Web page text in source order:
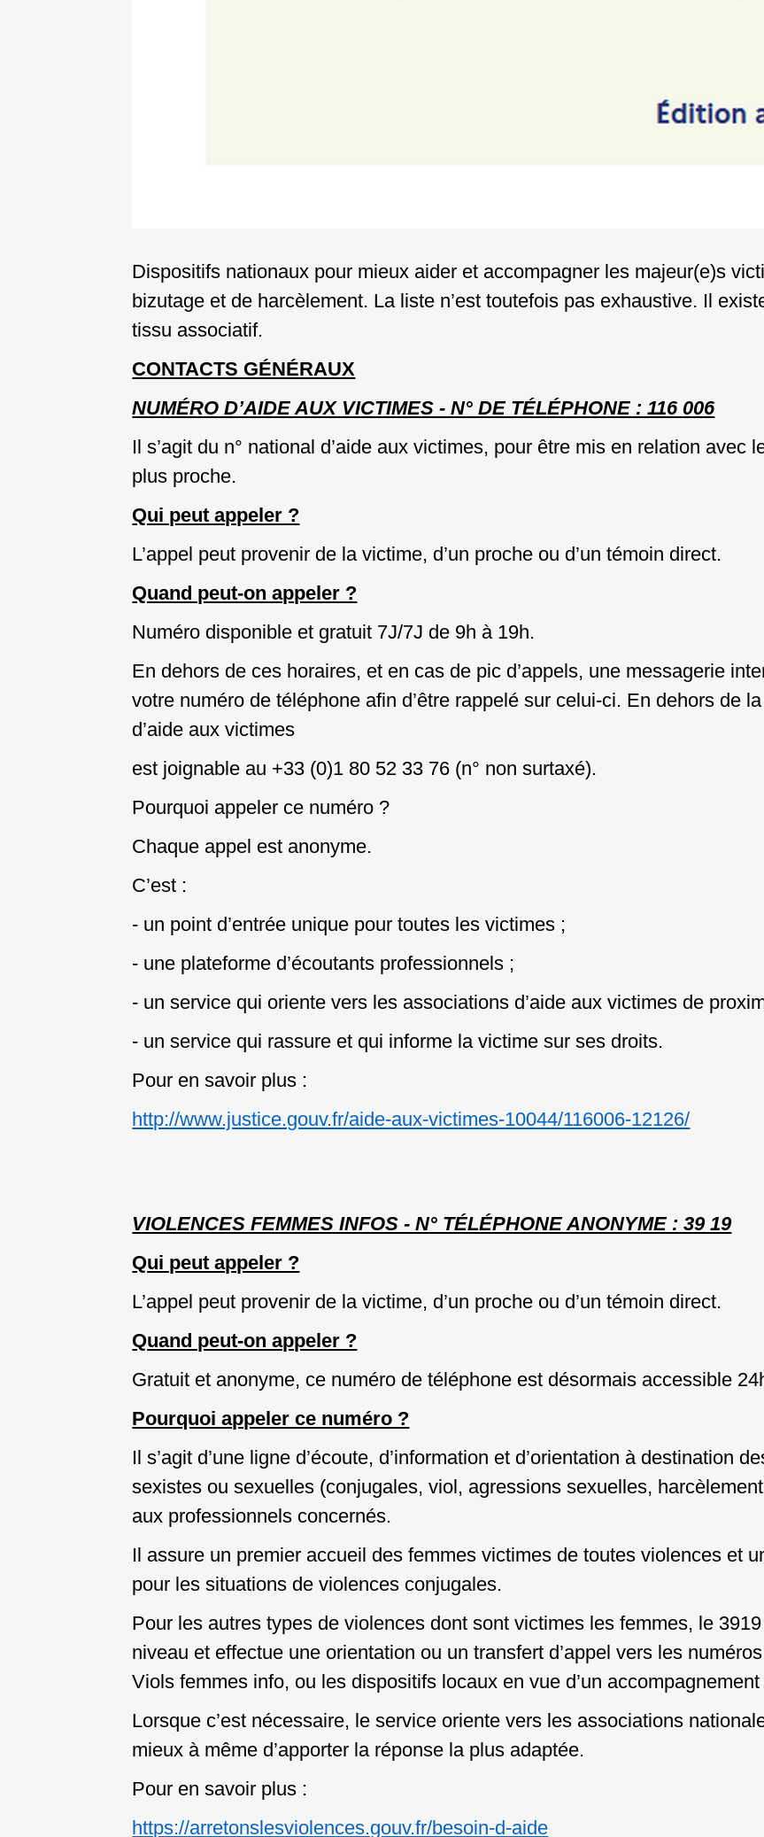
Dispositifs nationaux pour mieux aider et accompagner les majeur(e)s
bizutage et de harcèlement. La liste n’est toutefois pas exhaustive. Il
tissu associatif.
CONTACTS GÉNÉRAUX
NUMÉRO D’AIDE AUX VICTIMES - N° DE TÉLÉPHONE : 116 006
Il s’agit du n° national d’aide aux victimes, pour être mis en relation avec
plus proche.
Qui peut appeler ?
L’appel peut provenir de la victime, d’un proche ou d’un témoin direct.
Quand peut-on appeler ?
Numéro disponible et gratuit 7J/7J de 9h à 19h.
En dehors de ces horaires, et en cas de pic d’appels, une messagerie
votre numéro de téléphone afin d’être rappelé sur celui-ci. En dehors de
d’aide aux victimes
est joignable au +33 (0)1 80 52 33 76 (n° non surtaxé).
Pourquoi appeler ce numéro ?
Chaque appel est anonyme.
C’est :
- un point d’entrée unique pour toutes les victimes ;
- une plateforme d’écoutants professionnels ;
- un service qui oriente vers les associations d’aide aux victimes de
- un service qui rassure et qui informe la victime sur ses droits.
Pour en savoir plus :
http://www.justice.gouv.fr/aide-aux-victimes-10044/116006-12126/
VIOLENCES FEMMES INFOS - N° TÉLÉPHONE ANONYME : 39 19
Qui peut appeler ?
L’appel peut provenir de la victime, d’un proche ou d’un témoin direct.
Quand peut-on appeler ?
Gratuit et anonyme, ce numéro de téléphone est désormais accessible
Pourquoi appeler ce numéro ?
Il s’agit d’une ligne d’écoute, d’information et d’orientation à destination
sexistes ou sexuelles (conjugales, viol, agressionssexuelles,
aux professionnels concernés.
Il assure un premier accueil des femmes victimes de toutes violences et
pour les situations de violences conjugales.
Pour les autres types de violences dont sont victimes les femmes, le
niveau et effectue une orientation ou un transfert d’appel vers les
Viols femmes info, ou les dispositifs locaux en vue d’un
Lorsque c’est nécessaire, le service oriente vers les associations
mieux à même d’apporter la réponse la plus adaptée.
Pour en savoir plus :
https://arretonslesviolences.gouv.fr/besoin-d-aide